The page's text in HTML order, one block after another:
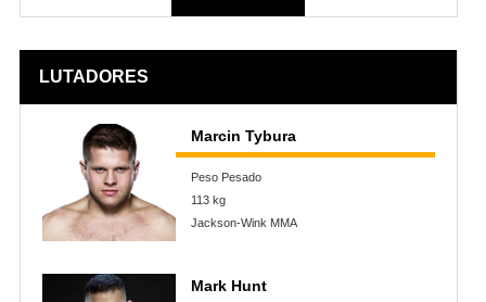
LUTADORES
Marcin Tybura
Peso Pesado
113 kg
Jackson-Wink MMA
Mark Hunt